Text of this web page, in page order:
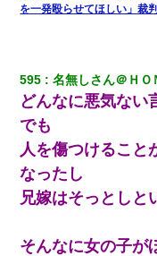
を一発殴らせてほしい」裁
595 名無しさん＠ＨＯ
どんなに悪気ない
でも
人を傷つけること
なったし
兄嫁はそっとしと
そんなに女の子が